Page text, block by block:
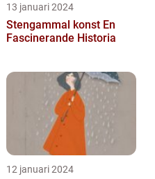
13 januari 2024
Stengammal konst En
Fascinerande Historia
12 januari 2024